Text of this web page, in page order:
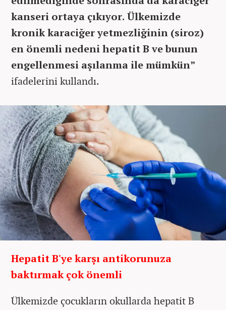
kanseri ortaya çıkıyor. Ülkemizde
kronik karaciğer yetmezliğinin (siroz)
en önemli nedeni hepatit B ve bunun
engellenmesi aşılanma ile mümkün”
ifadelerini kullandı.
Hepatit B'ye karşı antikorunuza
baktırmak çok önemli
Ülkemizde çocukların okullarda hepatit B